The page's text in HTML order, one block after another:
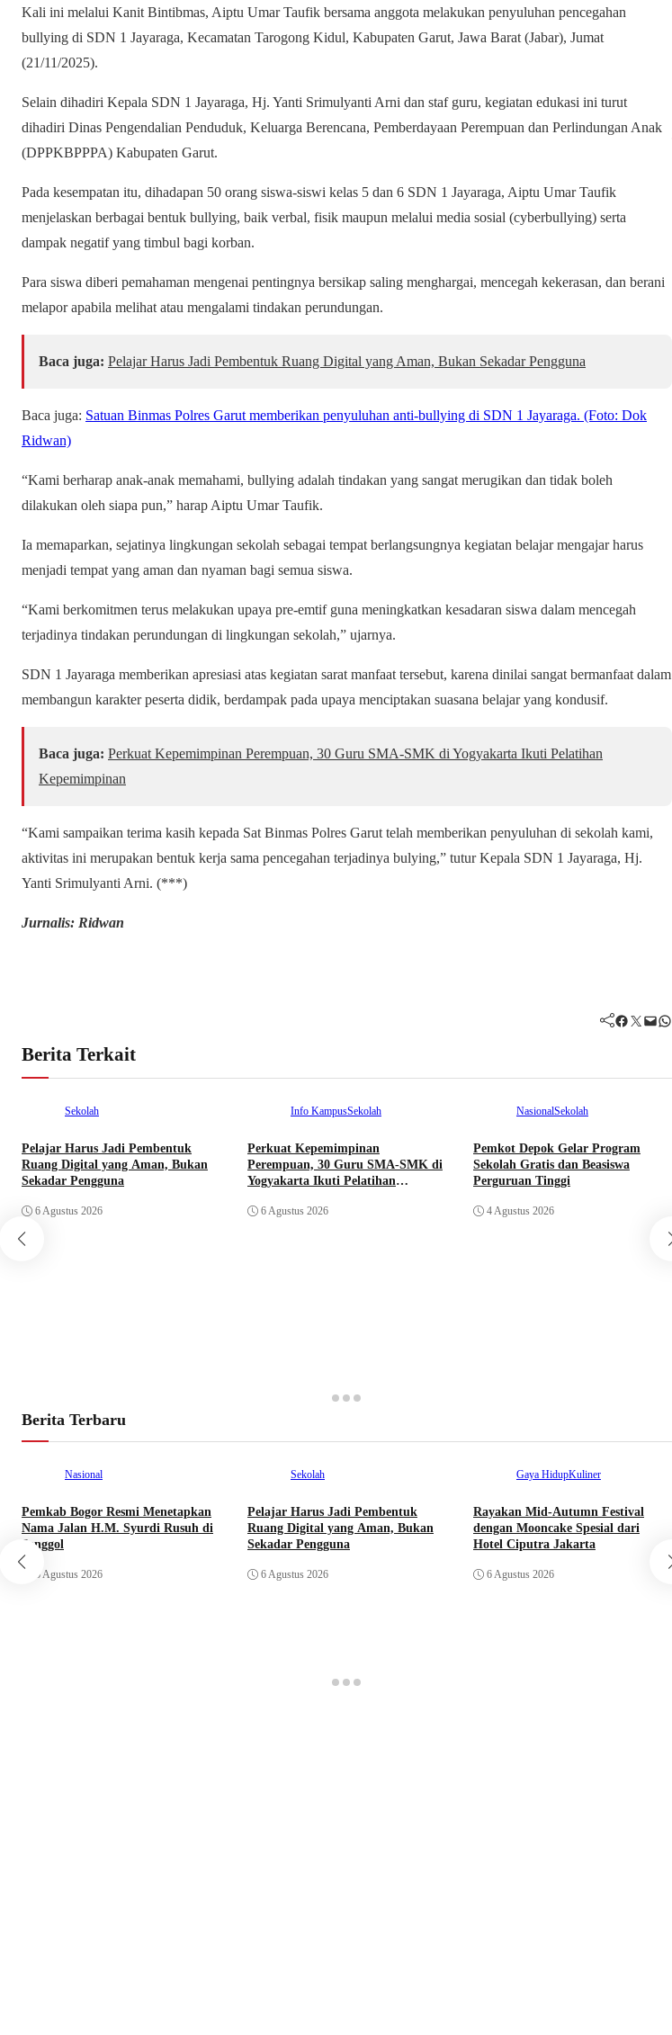
Kali ini melalui Kanit Bintibmas, Aiptu Umar Taufik bersama anggota melakukan penyuluhan pencegahan
bullying di SDN 1 Jayaraga, Kecamatan Tarogong Kidul, Kabupaten Garut, Jawa Barat (Jabar), Jumat
(21/11/2025).
Selain dihadiri Kepala SDN 1 Jayaraga, Hj. Yanti Srimulyanti Arni dan staf guru, kegiatan edukasi ini turut
dihadiri Dinas Pengendalian Penduduk, Keluarga Berencana, Pemberdayaan Perempuan dan Perlindungan Anak
(DPPKBPPPA) Kabupaten Garut.
Pada kesempatan itu, dihadapan 50 orang siswa-siswi kelas 5 dan 6 SDN 1 Jayaraga, Aiptu Umar Taufik
menjelaskan berbagai bentuk bullying, baik verbal, fisik maupun melalui media sosial (cyberbullying) serta
dampak negatif yang timbul bagi korban.
Para siswa diberi pemahaman mengenai pentingnya bersikap saling menghargai, mencegah kekerasan, dan berani
melapor apabila melihat atau mengalami tindakan perundungan.
Baca juga: Pelajar Harus Jadi Pembentuk Ruang Digital yang Aman, Bukan Sekadar Pengguna
Baca juga: Satuan Binmas Polres Garut memberikan penyuluhan anti-bullying di SDN 1 Jayaraga. (Foto: Dok
Ridwan)
“Kami berharap anak-anak memahami, bullying adalah tindakan yang sangat merugikan dan tidak boleh
dilakukan oleh siapa pun,” harap Aiptu Umar Taufik.
Ia memaparkan, sejatinya lingkungan sekolah sebagai tempat berlangsungnya kegiatan belajar mengajar harus
menjadi tempat yang aman dan nyaman bagi semua siswa.
“Kami berkomitmen terus melakukan upaya pre-emtif guna meningkatkan kesadaran siswa dalam mencegah
terjadinya tindakan perundungan di lingkungan sekolah,” ujarnya.
SDN 1 Jayaraga memberikan apresiasi atas kegiatan sarat manfaat tersebut, karena dinilai sangat bermanfaat dalam
membangun karakter peserta didik, berdampak pada upaya menciptakan suasana belajar yang kondusif.
Baca juga: Perkuat Kepemimpinan Perempuan, 30 Guru SMA-SMK di Yogyakarta Ikuti Pelatihan
Kepemimpinan
“Kami sampaikan terima kasih kepada Sat Binmas Polres Garut telah memberikan penyuluhan di sekolah kami,
aktivitas ini merupakan bentuk kerja sama pencegahan terjadinya bulying,” tutur Kepala SDN 1 Jayaraga, Hj.
Yanti Srimulyanti Arni. (***)
Jurnalis: Ridwan
Facebook Twitter Mail WhatsApp
Berita Terkait
Sekolah
Pelajar Harus Jadi Pembentuk
Ruang Digital yang Aman, Bukan
Sekadar Pengguna
6 Agustus 2026
Info KampusSekolah
Perkuat Kepemimpinan
Perempuan, 30 Guru SMA-SMK di
Yogyakarta Ikuti Pelatihan
6 Agustus 2026
NasionalSekolah
Pemkot Depok Gelar Program
Sekolah Gratis dan Beasiswa
Perguruan Tinggi
4 Agustus 2026
Berita Terbaru
Nasional
Pemkab Bogor Resmi Menetapkan
Nama Jalan H.M. Syurdi Rusuh di
Jonggol
6 Agustus 2026
Sekolah
Pelajar Harus Jadi Pembentuk
Ruang Digital yang Aman, Bukan
Sekadar Pengguna
6 Agustus 2026
Gaya HidupKuliner
Rayakan Mid-Autumn Festival
dengan Mooncake Spesial dari
Hotel Ciputra Jakarta
6 Agustus 2026